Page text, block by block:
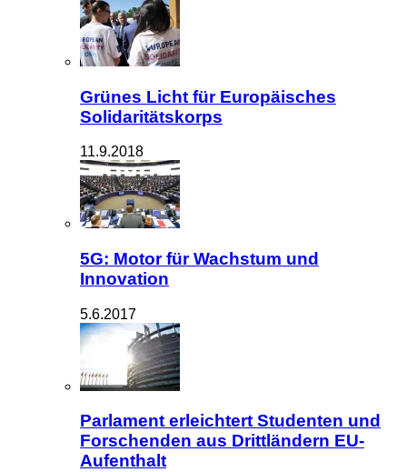
Grünes Licht für Europäisches
Solidaritätskorps
11.9.2018
5G: Motor für Wachstum und
Innovation
5.6.2017
Parlament erleichtert Studenten und
Forschenden aus Drittländern EU-
Aufenthalt